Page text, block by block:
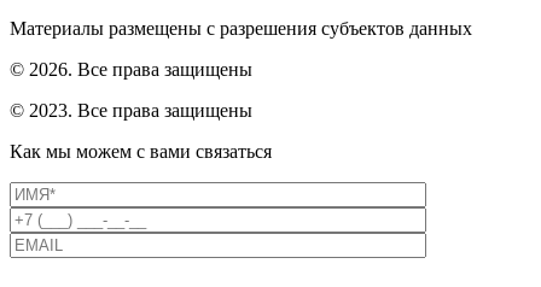
Материалы размещены с разрешения субъектов данных
© 2026. Все права защищены
© 2023. Все права защищены
Как мы можем с вами связаться